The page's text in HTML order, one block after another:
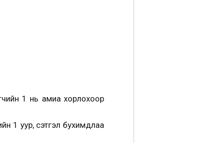
1 нь амиа хорлохоор
1 уур, сэтгэл бухимдлаа